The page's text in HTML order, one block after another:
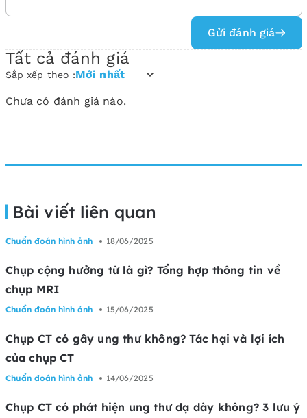
Gửi đánh giá
Tất cả đánh giá
Sắp xếp theo :Mới nhất
Chưa có đánh giá nào.
Bài viết liên quan
Chuẩn đoán hình ảnh 18/06/2025
Chụp cộng hưởng từ là gì? Tổng hợp thông tin về
chụp MRI
Chuẩn đoán hình ảnh 15/06/2025
Chụp CT có gây ung thư không? Tác hại và lợi ích
của chụp CT
Chuẩn đoán hình ảnh 14/06/2025
Chụp CT có phát hiện ung thư dạ dày không? 3 lưu ý